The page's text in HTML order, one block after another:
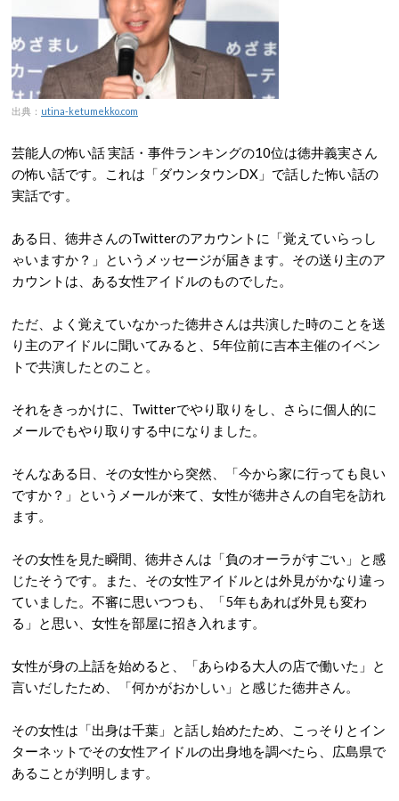
出典： utina-ketumekko.com
芸能人の怖い話 実話・事件ランキングの10位は徳井義実さん
の怖い話です。これは「ダウンタウンDX」で話した怖い話の
実話です。
ある日、徳井さんのTwitterのアカウントに「覚えていらっし
ゃいますか？」というメッセージが届きます。その送り主のア
カウントは、ある女性アイドルのものでした。
ただ、よく覚えていなかった徳井さんは共演した時のことを送
り主のアイドルに聞いてみると、5年位前に吉本主催のイベン
トで共演したとのこと。
それをきっかけに、Twitterでやり取りをし、さらに個人的に
メールでもやり取りする中になりました。
そんなある日、その女性から突然、「今から家に行っても良い
ですか？」というメールが来て、女性が徳井さんの自宅を訪れ
ます。
その女性を見た瞬間、徳井さんは「負のオーラがすごい」と感
じたそうです。また、その女性アイドルとは外見がかなり違っ
ていました。不審に思いつつも、「5年もあれば外見も変わ
る」と思い、女性を部屋に招き入れます。
女性が身の上話を始めると、「あらゆる大人の店で働いた」と
言いだしたため、「何かがおかしい」と感じた徳井さん。
その女性は「出身は千葉」と話し始めたため、こっそりとイン
ターネットでその女性アイドルの出身地を調べたら、広島県で
あることが判明します。